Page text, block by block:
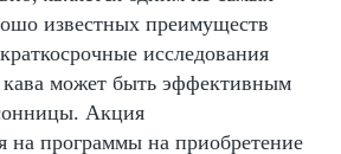
известных преимуществ
исследования
может быть эффективным
Акция
на программы на приобретение